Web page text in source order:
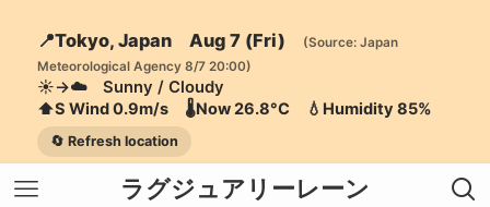
📍Tokyo, Japan Aug 7 (Fri)
(Source: Japan
Meteorological Agency 8/7 20:00)
☀️→☁️ Sunny / Cloudy
⬆️S Wind 0.9m/s 🌡️Now 26.8°C 💧Humidity 85%
🔄 Refresh location
ラグジュアリーレーン